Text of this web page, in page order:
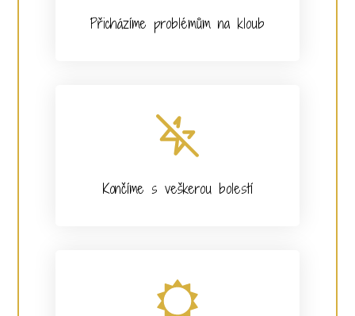
Přicházíme problémům na kloub
Končíme s veškerou bolestí